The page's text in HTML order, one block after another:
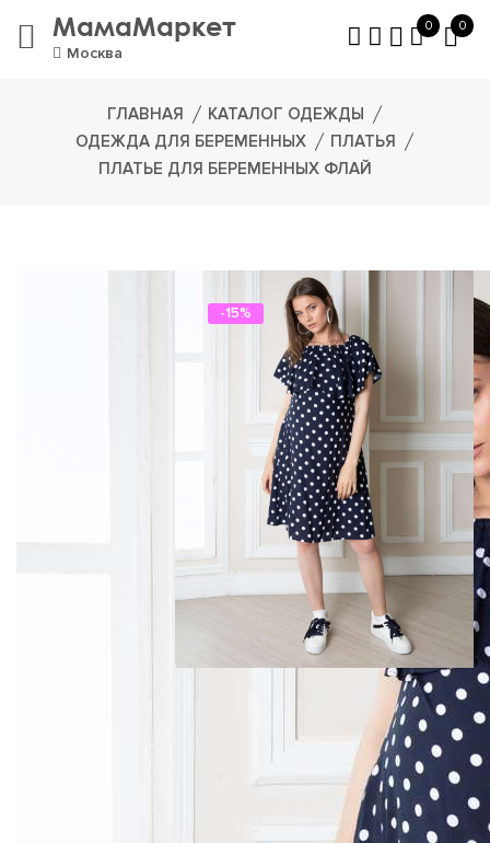
МамаМаркет
Москва
0 0
ГЛАВНАЯ
КАТАЛОГ ОДЕЖДЫ
ОДЕЖДА ДЛЯ БЕРЕМЕННЫХ
ПЛАТЬЯ
ПЛАТЬЕ ДЛЯ БЕРЕМЕННЫХ ФЛАЙ
-15%